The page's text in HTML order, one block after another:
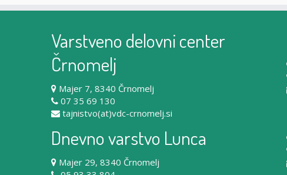
Varstveno delovni center
Črnomelj
Majer 7, 8340 Črnomelj
07 35 69 130
tajnistvo(at)vdc-crnomelj.si
Dnevno varstvo Lunca
Majer 29, 8340 Črnomelj